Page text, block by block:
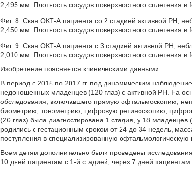
2,495 мм. Плотность сосудов поверхностного сплетения в
Фиг. 8. Скан ОКТ-А пациента со 2 стадией активной РН,
2,450 мм. Плотность сосудов поверхностного сплетения в
Фиг. 9. Скан ОКТ-А пациента с 3 стадией активной РН,
2,010 мм. Плотность сосудов поверхностного сплетения в
Изобретение поясняется клиническими данными.
В период с 2015 по 2017 гг. под динамическим
недоношенных младенцев (120 глаз) с активной РН. На
обследования, включавшего прямую офтальмоскопию,
биометрию, тонометрию, цифровую ретиноскопию,
(26 глаз) была диагностирована 1 стадия, у 18
родились с гестационным сроком от 24 до 34 недель,
поступления в специализированную офтальмологическую
Всем детям дополнительно были проведены
10 дней пациентам с 1-й стадией, через 7 дней